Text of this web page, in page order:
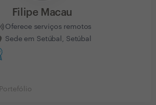
Filipe Macau
Oferece serviços remotos
Sede em Setúbal, Setúbal
Portefólio